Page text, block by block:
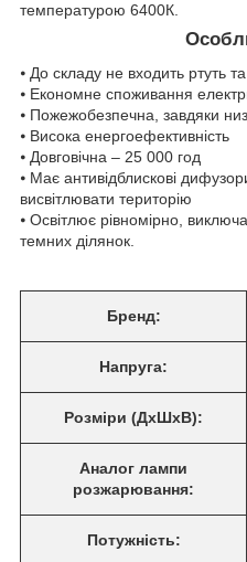
температурою 6400К.
⦁ До складу не входить ртуть
⦁ Економне споживання
⦁ Пожежобезпечна, завдяки
⦁ Висока енергоефективність
⦁ Довговічна – 25 000 год
⦁ Має антивідблискові
висвітлювати територію
⦁ Освітлює рівномірно,
темних ділянок.
Бренд:
Напруга:
Розміри (ДхШхВ):
Аналог лампи
розжарювання:
Потужність: